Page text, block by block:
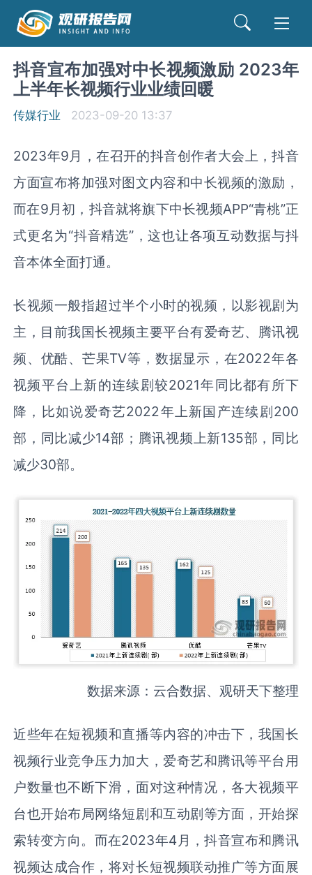
抖音宣布加强对中长视频激励 2023年
上半年长视频行业业绩回暖
传媒行业 2023-09-20 13:37
2023年9月，在召开的抖音创作者大会上，抖音
方面宣布将加强对图文内容和中长视频的激励，
而在9月初，抖音就将旗下中长视频APP“青桃”正
式更名为“抖音精选”，这也让各项互动数据与抖
音本体全面打通。
长视频一般指超过半个小时的视频，以影视剧为
主，目前我国长视频主要平台有爱奇艺、腾讯视
频、优酷、芒果TV等，数据显示，在2022年各
视频平台上新的连续剧较2021年同比都有所下
降，比如说爱奇艺2022年上新国产连续剧200
部，同比减少14部；腾讯视频上新135部，同比
减少30部。
数据来源：云合数据、观研天下整理
近些年在短视频和直播等内容的冲击下，我国长
视频行业竞争压力加大，爱奇艺和腾讯等平台用
户数量也不断下滑，面对这种情况，各大视频平
台也开始布局网络短剧和互动剧等方面，开始探
索转变方向。而在2023年4月，抖音宣布和腾讯
视频达成合作，将对长短视频联动推广等方面展